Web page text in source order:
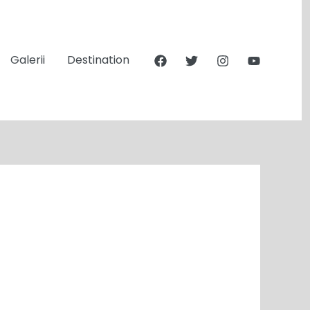
Galerii Destination